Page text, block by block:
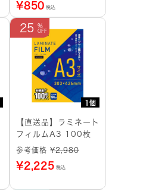
¥850 税込
1個
25
【直送品】ラミネート
フィルムA3 100枚
参考価格 ¥2,980
¥2,225 税込